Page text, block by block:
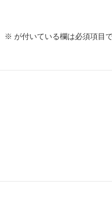
※ が付いている欄は必須項目